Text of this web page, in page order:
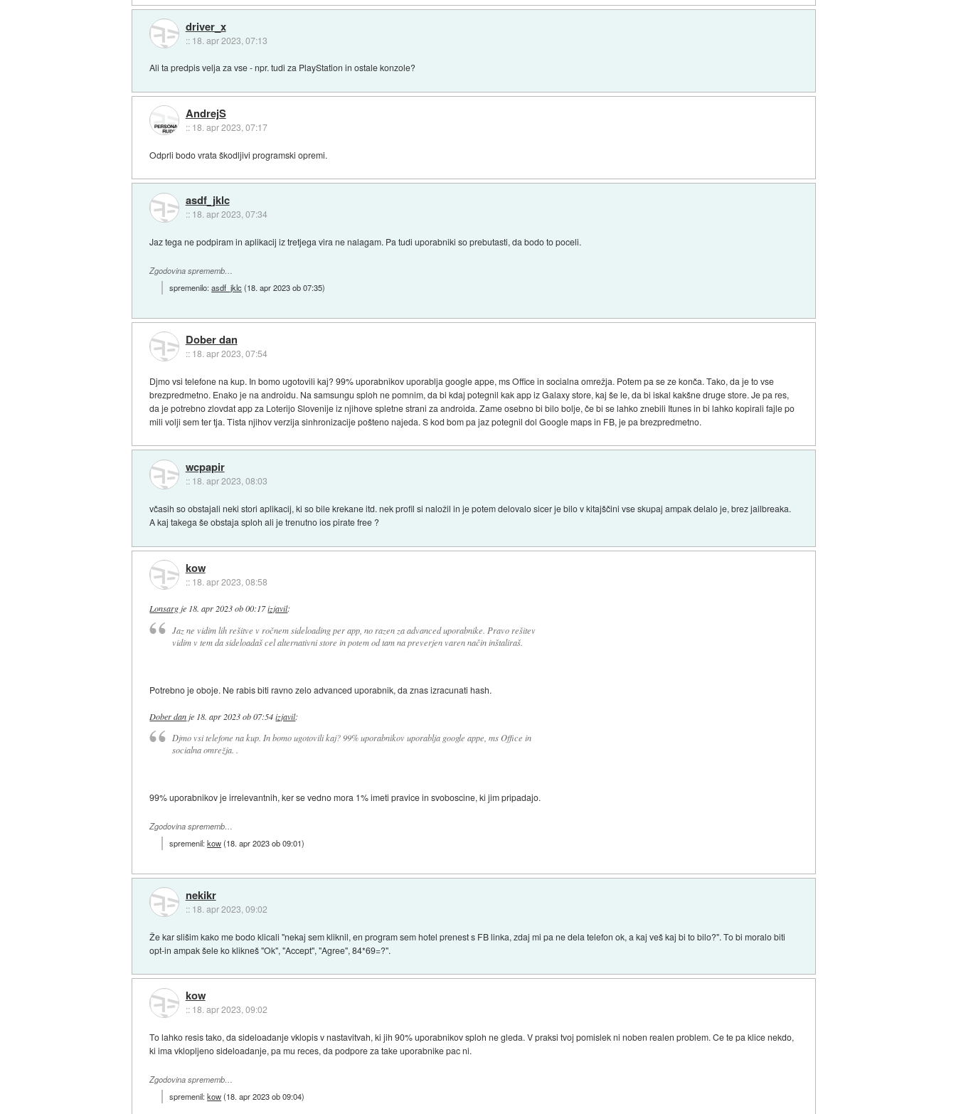
driver_x
:: 18. apr 2023, 07:13
Ali ta predpis velja za vse - npr. tudi za PlayStation in ostale konzole?
AndrejS
:: 18. apr 2023, 07:17
Odprli bodo vrata škodljivi programski opremi.
asdf_jklc
:: 18. apr 2023, 07:34
Jaz tega ne podpiram in aplikacij iz tretjega vira ne nalagam. Pa tudi uporabniki so prebutasti, da bodo to poceli.
Zgodovina sprememb…
spremenilo:asdf_jklc (18. apr 2023 ob 07:35)
Dober dan
:: 18. apr 2023, 07:54
Djmo vsi telefone na kup. In bomo ugotovili kaj? 99% uporabnikov uporablja google appe, ms Office in socialna omrežja. Potem pa se ze konča. Tako, da je to vse
brezpredmetno. Enako je na androidu. Na samsungu sploh ne pomnim, da bi kdaj potegnil kak app iz Galaxy store, kaj še le, da bi iskal kakšne druge store. Je pa res,
da je potrebno zlovdat app za Loterijo Slovenije iz njihove spletne strani za androida. Zame osebno bi bilo bolje, če bi se lahko znebili Itunes in bi lahko kopirali fajle po
mili volji sem ter tja. Tista njihov verzija sinhronizacije pošteno najeda. S kod bom pa jaz potegnil dol Google maps in FB, je pa brezpredmetno.
wcpapir
:: 18. apr 2023, 08:03
včasih so obstajali neki stori aplikacij, ki so bile krekane itd. nek profil si naložil in je potem delovalo sicer je bilo v kitajščini vse skupaj ampak delalo je, brez jailbreaka.
A kaj takega še obstaja sploh ali je trenutno ios pirate free ?
kow
:: 18. apr 2023, 08:58
Lonsargje 18. apr 2023 ob 00:17izjavil:
Jaz ne vidim lih rešitve v ročnem sideloading per app, no razen za advanced uporabnike. Pravo rešitev
vidim v tem da sideloadaš cel alternativni store in potem od tam na preverjen varen način inštaliraš.
Potrebno je oboje. Ne rabis biti ravno zelo advanced uporabnik, da znas izracunati hash.
Dober dan je 18. apr 2023 ob 07:54 izjavil:
Djmo vsi telefone na kup. In bomo ugotovili kaj? 99% uporabnikov uporablja google appe, ms Office in
socialna omrežja. .
99% uporabnikov je irrelevantnih, ker se vedno mora 1% imeti pravice in svoboscine, ki jim pripadajo.
Zgodovina sprememb…
spremenil:kow(18. apr 2023 ob 09:01)
nekikr
:: 18. apr 2023, 09:02
Že kar slišim kako me bodo klicali "nekaj sem kliknil, en program sem hotel prenest s FB linka, zdaj mi pa ne dela telefon ok, a kaj veš kaj bi to bilo?". To bi moralo biti
opt-in ampak šele ko klikneš "Ok", "Accept", "Agree", 84*69=?".
kow
:: 18. apr 2023, 09:02
To lahko resis tako, da sideloadanje vklopis v nastavitvah, ki jih 90% uporabnikov sploh ne gleda. V praksi tvoj pomislek ni noben realen problem. Ce te pa klice nekdo,
ki ima vklopljeno sideloadanje, pa mu reces, da podpore za take uporabnike pac ni.
Zgodovina sprememb…
spremenil:kow(18. apr 2023 ob 09:04)